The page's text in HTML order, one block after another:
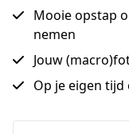
Mooie opstap
nemen
Jouw
Op je eigen tijd